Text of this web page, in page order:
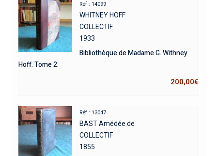
Réf : 14099
WHITNEY HOFF
COLLECTIF
1933
Bibliothèque de Madame G. Withney
Hoff. Tome 2.
200,00€
Réf : 13047
BAST Amédée de
COLLECTIF
1855